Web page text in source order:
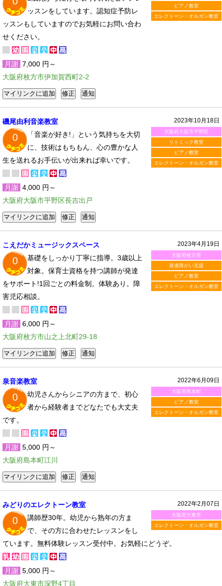
ピアノ教室
エレクトーン・オルガン教室
ッスンをしています。認知症予防レ
ッスンもしていますのでお気軽にお問い合わ
せください。
月謝 7,000 円～
大阪府枚方市伊加賀西町2-2
2023年10月18日
大阪府大阪市平野区
リトミック教室
ピアノ教室
エレクトーン・オルガン教室
磯尾由利音楽教室
0
「音楽が好き!」という気持ちを大切
に、技術はもちもん、心の豊かな人
生を送れるお手伝いが出来れば幸いです。
月謝 4,000 円～
大阪府大阪市平野区長吉出戸
2023年4月19日
大阪府枚方市
発達障がい支援
ピアノ教室
エレクトーン・オルガン教室
こえだかミュージックスペース
0
基礎をしっかり丁寧に指導。3歳以上
対象。保育士資格を持つ講師が発達
をサポート!1回ごとの料金制。体験あり。障
害児応相談。
月謝 6,000 円～
大阪府枚方市山之上北町29-18
2022年6月09日
大阪府島本町
ピアノ教室
エレクトーン・オルガン教室
泉音楽教室
0
幼児さんからシニアの方まで、初心
者から経験者までどなたでも大丈夫
です。
月謝 5,000 円～
大阪府島本町江川
2022年2月07日
大阪府大東市
エレクトーン・オルガン教室
みどりのエレクトーン教室
0
講師歴30年。幼児から熟年の方ま
で、その方に合わせたレッスンをし
ています。無料体験レッスン受付中。お気軽にどうぞ。
月謝 5,000 円～
大阪府大東市深野4丁目